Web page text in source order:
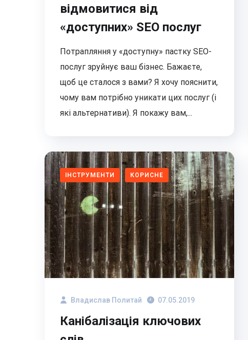
відмовитися від
«доступних» SEO послуг
Потрапляння у «доступну» пастку SEO-
послуг зруйнує ваш бізнес. Бажаєте,
щоб це сталося з вами? Я хочу пояснити,
чому вам потрібно уникати цих послуг (і
які альтернативи). Я покажу вам,...
ІНСТРУМЕНТИ КОРИСНЕ
Владислав Политай 07.05.2019
Канібалізація ключових